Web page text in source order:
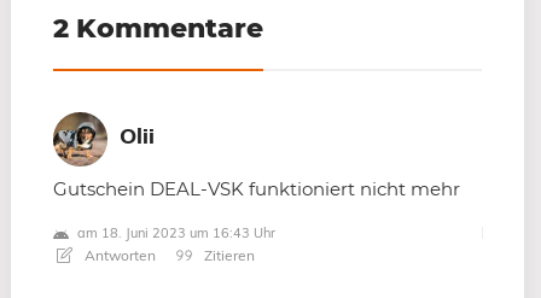
2 Kommentare
Olii
Gutschein DEAL-VSK funktioniert nicht mehr
am 18. Juni 2023 um 16:43 Uhr
Antworten Zitieren